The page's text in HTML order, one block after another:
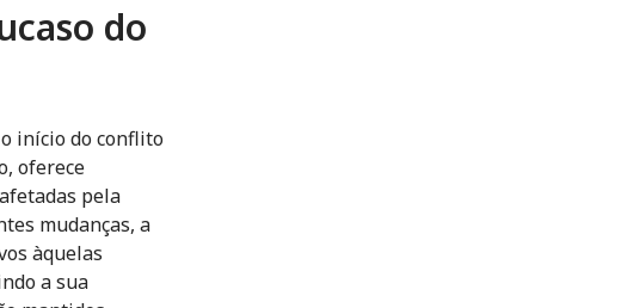
do
início do conflito
oferece
pela
mudanças, a
àquelas
a sua